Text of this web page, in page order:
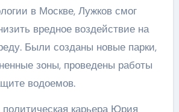
в Москве, Лужков смог
вредное воздействие на
Были созданы новые парки,
зоны, проведены работы
водоемов.
карьера Юрия